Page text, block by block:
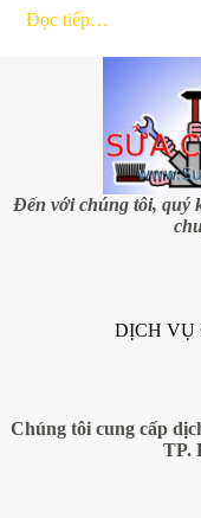
Đọc tiếp…
Đến với chúng tôi, quý
DỊCH VỤ
Chúng tôi cung cấp
TP.